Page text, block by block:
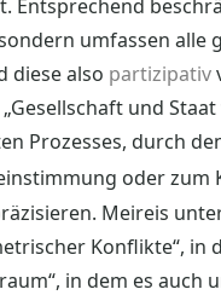
Entsprechend
umfassen alle
diese also partizipativ
und
Prozesses, durch
oder zum
Meireis
Konflikte“,
in dem es auch